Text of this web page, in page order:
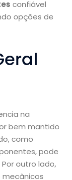
confiável
opções de
na
bem mantido
como
pode
outro lado,